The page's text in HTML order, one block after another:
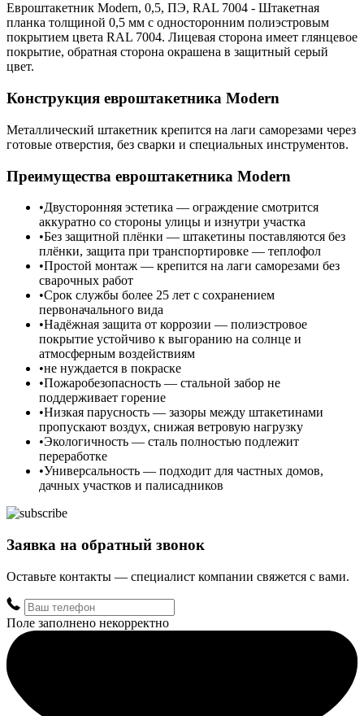
Евроштакетник Modern, 0,5, ПЭ, RAL 7004 - Штакетная
планка толщиной 0,5 мм с односторонним полиэстровым
покрытием цвета RAL 7004. Лицевая сторона имеет глянцевое
покрытие, обратная сторона окрашена в защитный серый
цвет.
Конструкция евроштакетника Modern
Металлический штакетник крепится на лаги саморезами через
готовые отверстия, без сварки и специальных инструментов.
Преимущества евроштакетника Modern
Двусторонняя эстетика — ограждение смотрится
аккуратно со стороны улицы и изнутри участка
Без защитной плёнки — штакетины поставляются без
плёнки, защита при транспортировке — теплофол
Простой монтаж — крепится на лаги саморезами без
сварочных работ
Срок службы более 25 лет с сохранением
первоначального вида
Надёжная защита от коррозии — полиэстровое
покрытие устойчиво к выгоранию на солнце и
атмосферным воздействиям
не нуждается в покраске
Пожаробезопасность — стальной забор не
поддерживает горение
Низкая парусность — зазоры между штакетинами
пропускают воздух, снижая ветровую нагрузку
Экологичность — сталь полностью подлежит
переработке
Универсальность — подходит для частных домов,
дачных участков и палисадников
Заявка на обратный звонок
Оставьте контакты — специалист компании свяжется с вами.
Поле заполнено некорректно